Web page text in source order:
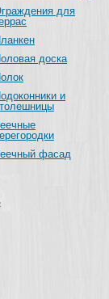
для
доска
и
фасад